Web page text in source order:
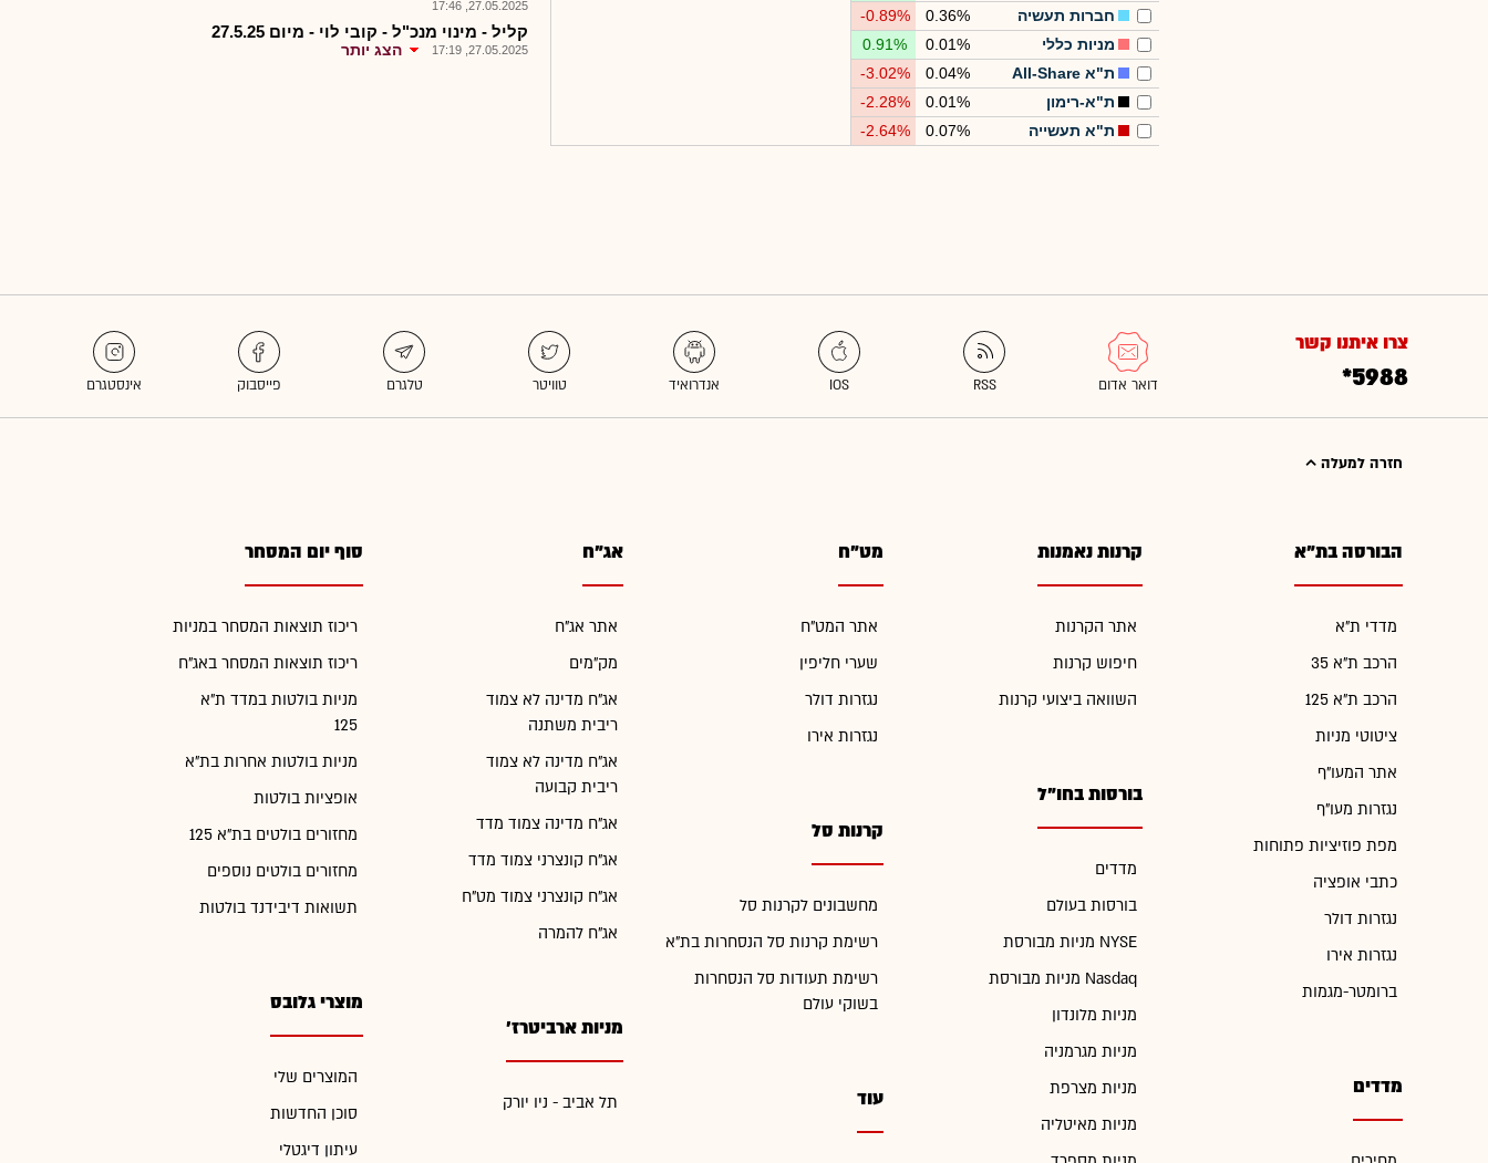
חברות תעשיה
0.36%
-0.89%
מניות כללי
0.01%
0.91%
ת"א All-Share
0.04%
-3.02%
ת"א-רימון
0.01%
-2.28%
ת"א תעשייה
0.07%
-2.64%
27.05.2025, 17:46
קליל - מינוי מנכ"ל - קובי לוי - מיום 27.5.25
27.05.2025, 17:19 הצג יותר
צרו איתנו קשר
*5988
חזרה למעלה
הבורסה בת"א
מדדי ת"א
הרכב ת"א 35
הרכב ת"א 125
ציטוטי מניות
אתר המעו"ף
נגזרות מעו"ף
מפת פוזיציות פתוחות
כתבי אופציה
נגזרות דולר
נגזרות אירו
ברומטר-מגמות
מדדים
קרנות נאמנות
אתר הקרנות
חיפוש קרנות
השוואה ביצועי קרנות
בורסות בחו"ל
מדדים
בורסות בעולם
מניות מבורסת NYSE
מניות מבורסת Nasdaq
מניות מלונדון
מניות מגרמניה
מניות מצרפת
מניות מאיטליה
מט"ח
אתר המט"ח
שערי חליפין
נגזרות דולר
נגזרות אירו
קרנות סל
מחשבונים לקרנות סל
רשימת קרנות סל הנסחרות בת"א
רשימת תעודות סל הנסחרות
בשוקי עולם
עוד
אג"ח
אתר אג"ח
מק"מים
אג"ח מדינה לא צמוד
ריבית משתנה
אג"ח מדינה לא צמוד
ריבית קבועה
אג"ח מדינה צמוד מדד
אג"ח קונצרני צמוד מדד
אג"ח קונצרני צמוד מט"ח
אג"ח להמרה
מניות ארביטרז'
תל אביב - ניו יורק
סוף יום המסחר
ריכוז תוצאות המסחר במניות
ריכוז תוצאות המסחר באג"ח
מניות בולטות במדד ת"א
125
מניות בולטות אחרות בת"א
אופציות בולטות
מחזורים בולטים בת"א 125
מחזורים בולטים נוספים
תשואות דיבידנד בולטות
מוצרי גלובס
המוצרים שלי
סוכן החדשות
עיתון דיגטלי